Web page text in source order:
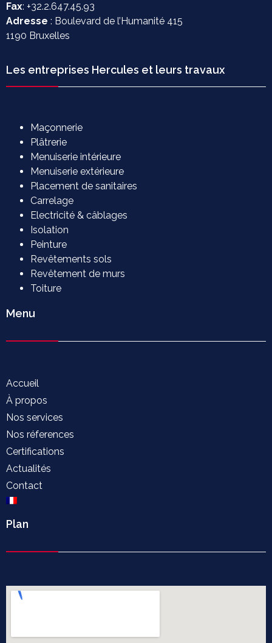
Fax: +32.2.647.45.93
Adresse : Boulevard de l’Humanité 415
1190 Bruxelles
Les entreprises Hercules et leurs travaux
Maçonnerie
Plâtrerie
Menuiserie intérieure
Menuiserie extérieure
Placement de sanitaires
Carrelage
Electricité & câblages
Isolation
Peinture
Revêtements sols
Revêtement de murs
Toiture
Menu
Accueil
À propos
Nos services
Nos réferences
Certifications
Actualités
Contact
Plan